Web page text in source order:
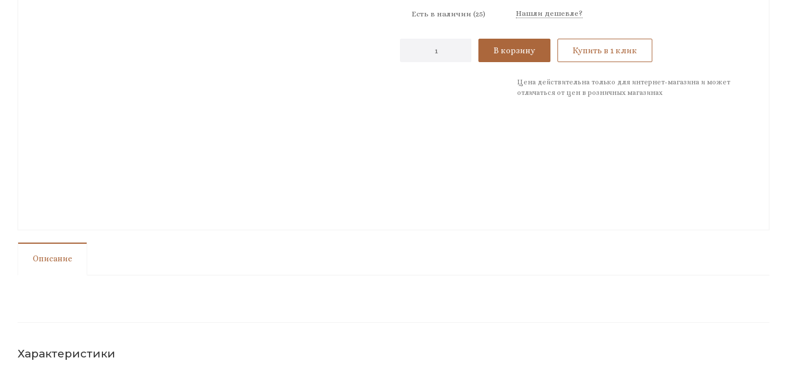
Есть в наличии (25) Нашли дешевле?
В корзину Купить в 1 клик
Цена действительна только для интернет-магазина и может
отличаться от цен в розничных магазинах
Описание
Характеристики